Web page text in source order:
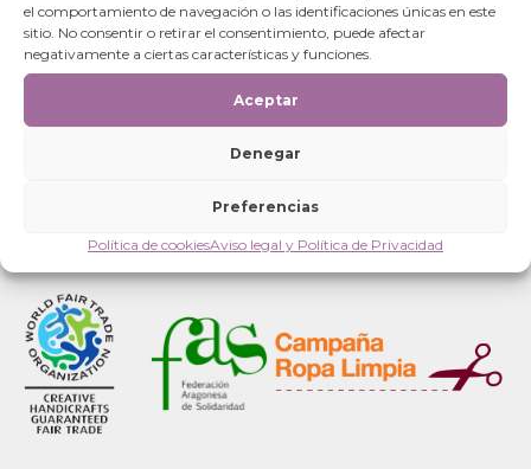
el comportamiento de navegación o las identificaciones únicas en este
sitio. No consentir o retirar el consentimiento, puede afectar
negativamente a ciertas características y funciones.
Aceptar
Denegar
Preferencias
Política de cookiesAviso legal y Política de Privacidad